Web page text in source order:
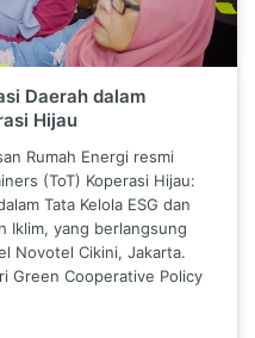
Daerah dalam
Hijau
Rumah Energi resmi
(ToT) Koperasi Hijau:
Tata Kelola ESG dan
Iklim, yang berlangsung
Novotel Cikini, Jakarta.
Green Cooperative Policy